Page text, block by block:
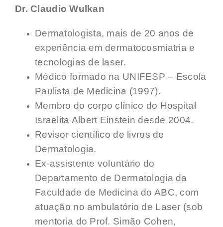
Dr. Claudio Wulkan
Dermatologista, mais de 20 anos de
experiência em dermatocosmiatria e
tecnologias de laser.
Médico formado na UNIFESP – Escola
Paulista de Medicina (1997).
Membro do corpo clínico do Hospital
Israelita Albert Einstein desde 2004.
Revisor científico de livros de
Dermatologia.
Ex-assistente voluntário do
Departamento de Dermatologia da
Faculdade de Medicina do ABC, com
atuação no ambulatório de Laser (sob
mentoria do Prof. Simão Cohen,